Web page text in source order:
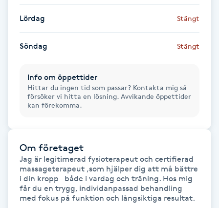
Hot yoga
Huduppstramning
Hudvård
Hyaluronsyra
Lördag Stängt
Söndag Stängt
Info om öppettider
Hittar du ingen tid som passar? Kontakta mig så
försöker vi hitta en lösning. Avvikande öppettider
kan förekomma.
Om företaget
Jag är legitimerad fysioterapeut och certifierad
massageterapeut ,som hjälper dig att må bättre
i din kropp – både i vardag och träning. Hos mig
får du en trygg, individanpassad behandling
med fokus på funktion och långsiktiga resultat.